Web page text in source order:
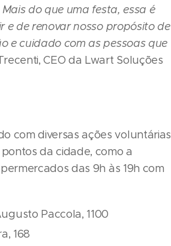
do que uma festa, essa é
e de renovar nosso propósito de
e cuidado com as pessoas que
CEO da Lwart Soluções
com diversas ações voluntárias
da cidade, como a
das 9h às 19h com
Paccola, 1100
168